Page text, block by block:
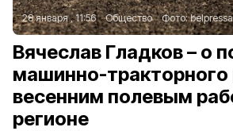
28 января , 11:56 Общество Фото:
Вячеслав Гладков – о
машинно-тракторного
весенним полевым
регионе